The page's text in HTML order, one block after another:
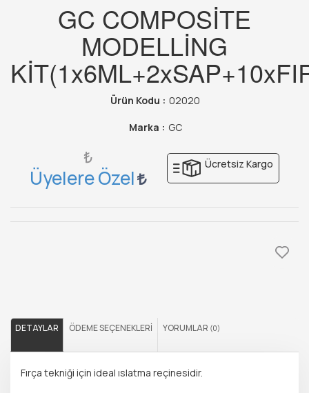
GC COMPOSİTE
MODELLİNG
Ürün Kodu : 02020
Marka : GC
₺
Üyelere Özel
Ücretsiz Kargo
DETAYLAR ÖDEME SEÇENEKLERI YORUMLAR (0)
Fırça tekniği için ideal ıslatma reçinesidir.